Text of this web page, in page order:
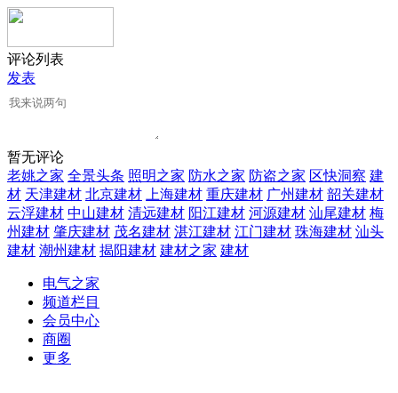
评论列表
发表
暂无评论
老姚之家 全景头条 照明之家 防水之家 防盗之家 区快洞察 建
材 天津建材 北京建材 上海建材 重庆建材 广州建材 韶关建材
云浮建材 中山建材 清远建材 阳江建材 河源建材 汕尾建材 梅
州建材 肇庆建材 茂名建材 湛江建材 江门建材 珠海建材 汕头
建材 潮州建材 揭阳建材 建材之家 建材
电气之家
频道栏目
会员中心
商圈
更多